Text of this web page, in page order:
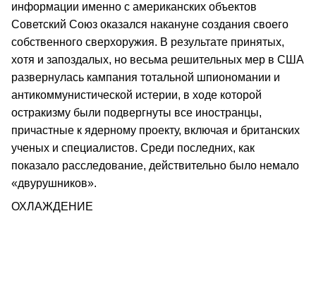
информации именно с американских объектов
Советский Союз оказался накануне создания своего
собственного сверхоружия. В результате принятых,
хотя и запоздалых, но весьма решительных мер в США
развернулась кампания тотальной шпиономании и
антикоммунистической истерии, в ходе которой
остракизму были подвергнуты все иностранцы,
причастные к ядерному проекту, включая и британских
ученых и специалистов. Среди последних, как
показало расследование, действительно было немало
«двурушников».
ОХЛАЖДЕНИЕ